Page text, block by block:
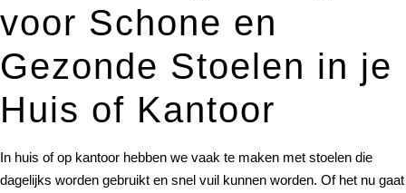
voor Schone en
Gezonde Stoelen in je
Huis of Kantoor
In huis of op kantoor hebben we vaak te maken met stoelen die
dagelijks worden gebruikt en snel vuil kunnen worden. Of het nu gaat